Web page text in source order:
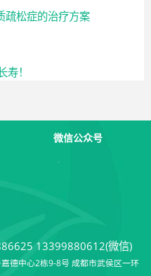
疏松症的治疗方案
！
微信公众号
13399880612(微信)
德中心2栋9-8号 成都市武侯区一环